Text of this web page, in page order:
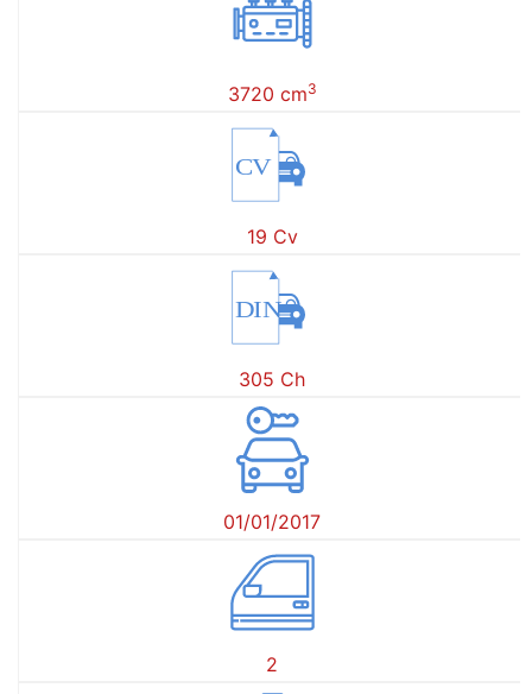
3720 cm3
CV
19 Cv
DIN
305 Ch
01/01/2017
2